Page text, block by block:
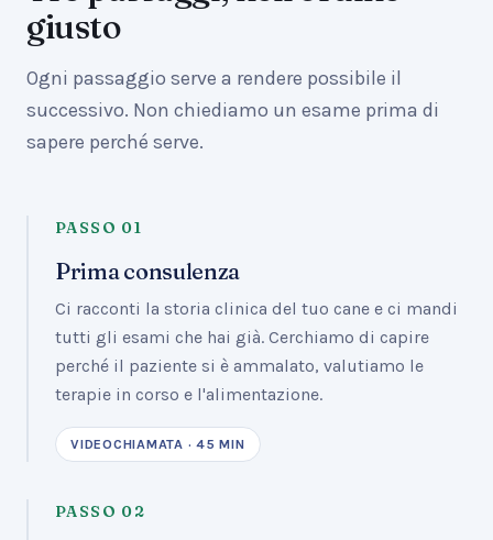
giusto
Ogni passaggio serve a rendere possibile il
successivo. Non chiediamo un esame prima di
sapere perché serve.
PASSO 01
Prima consulenza
Ci racconti la storia clinica del tuo cane e ci mandi
tutti gli esami che hai già. Cerchiamo di capire
perché il paziente si è ammalato, valutiamo le
terapie in corso e l'alimentazione.
VIDEOCHIAMATA · 45 MIN
PASSO 02